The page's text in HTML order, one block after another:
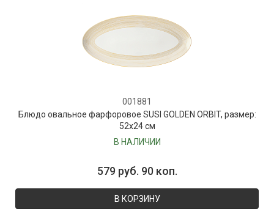
001881
Блюдо овальное фарфоровое SUSI GOLDEN ORBIT, размер:
52х24 см
В НАЛИЧИИ
579 руб. 90 коп.
В КОРЗИНУ